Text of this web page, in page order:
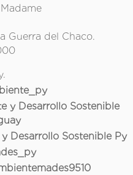
Guerra del Chaco.
y Desarrollo Sostenible
Desarrollo Sostenible Py